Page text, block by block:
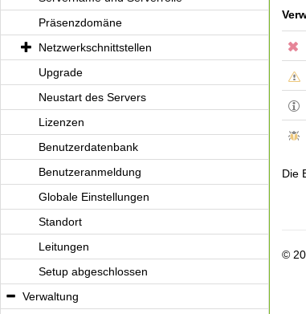
Präsenzdomäne
Netzwerkschnittstellen
Upgrade
Neustart des Servers
Lizenzen
Benutzerdatenbank
Benutzeranmeldung
Globale Einstellungen
Standort
Leitungen
Setup abgeschlossen
Verwaltung
Die
©